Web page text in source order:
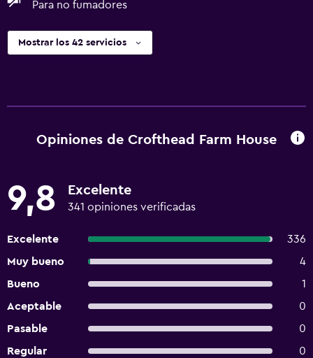
Para no fumadores
Mostrar los 42 servicios
Opiniones de Crofthead Farm House
9,8 Excelente
341 opiniones verificadas
Excelente
336
Muy bueno
4
Bueno
1
Aceptable
0
Pasable
0
Regular
0